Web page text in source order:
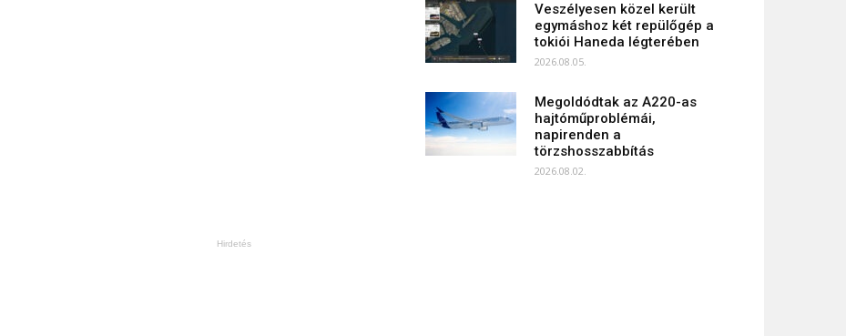
Veszélyesen közel került
egymáshoz két repülőgép a
tokiói Haneda légterében
2026.08.05.
Megoldódtak az A220-as
hajtóműproblémái,
napirenden a
törzshosszabbítás
2026.08.02.
Hirdetés